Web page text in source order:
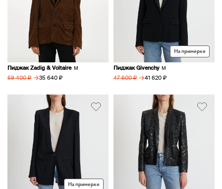
Пиджак Zadig & Voltaire M
59 400 ₽ → 35 640 ₽
На примерке
Пиджак Givenchy M
47 600 ₽ → 41 620 ₽
На примерке